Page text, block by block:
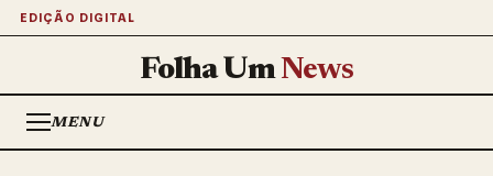
EDIÇÃO DIGITAL
Folha UmNews
MENU